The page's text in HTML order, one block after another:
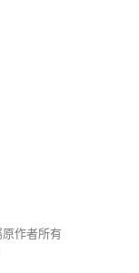
作者所有